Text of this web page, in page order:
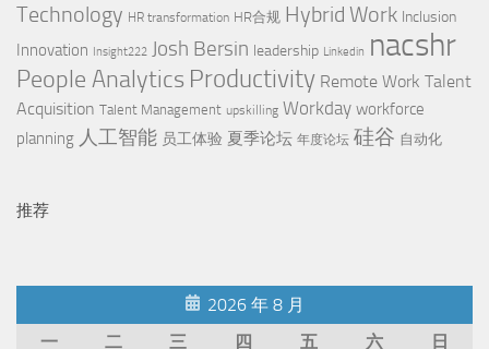
Technology HR transformation HR合规 Hybrid Work Inclusion
Innovation Insight222 Josh Bersin leadership Linkedin nacshr
People Analytics Productivity Remote Work Talent
Acquisition Talent Management upskilling Workday workforce
planning 人工智能 员工体验 夏季论坛 年度论坛 硅谷 自动化
推荐
2026 年 8 月
一
二 三 四 五 六
日